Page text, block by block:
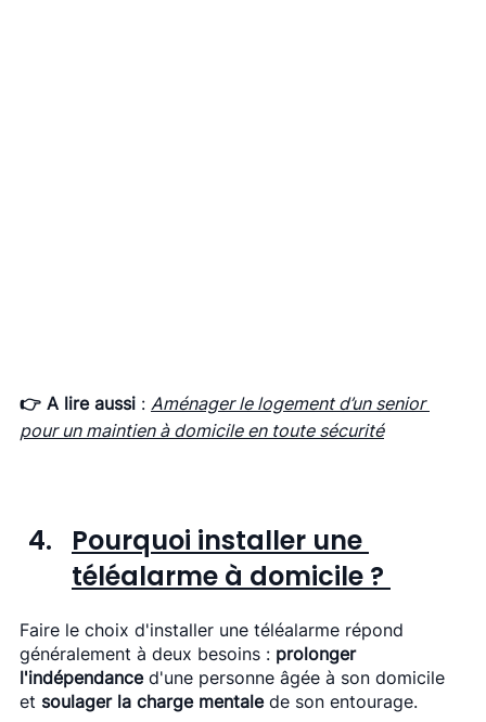
👉 A lire aussi : Aménager le logement d’un senior
pour un maintien à domicile en toute sécurité
Pourquoi installer une
téléalarme à domicile ?
Faire le choix d'installer une téléalarme répond
généralement à deux besoins : prolonger
l'indépendance d'une personne âgée à son domicile
et soulager la charge mentale de son entourage.